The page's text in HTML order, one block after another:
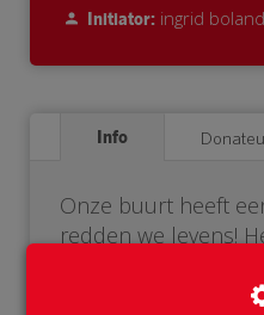
Initiator: ingrid boland
Info
Onze buurt heeft
redden we levens!